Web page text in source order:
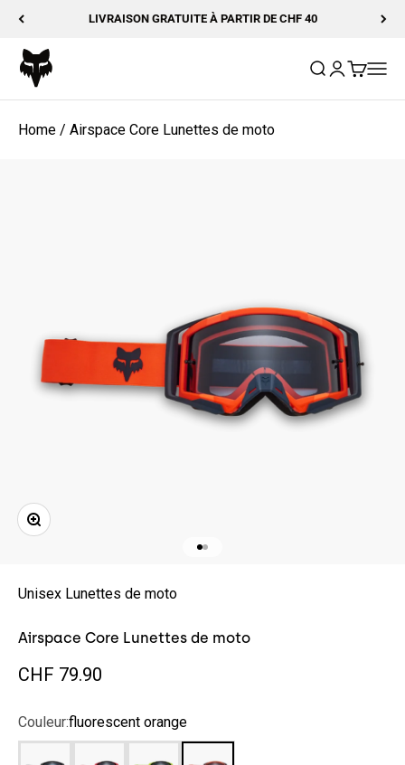
Passer au contenuLIVRAISON GRATUITE À PARTIR DE CHF 40
Fox Racing
Ouvrir la
Ouvrir le
Voir le
Home / Airspace Core Lunettes de moto
Zoomer sur l'image
Unisex Lunettes de moto
Airspace Core Lunettes de moto
Prix de vente
CHF 79.90
Couleur:fluorescent orange